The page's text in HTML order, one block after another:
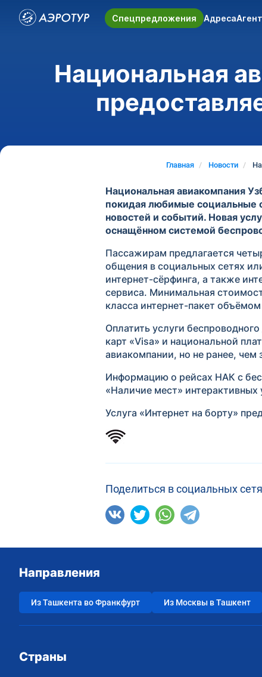
Спецпредложения Адреса
Национальная
Главная Новости
Национальная авиакомпания
покидая любимые социальные
новостей и событий. Новая
оснащённом системой
Пассажирам предлагается
общения в социальных сетях
интернет-сёрфинга, а также
сервиса. Минимальная
класса интернет-пакет
Оплатить услуги
карт «Visa» и национальной
авиакомпании, но не ранее, чем
Информацию о рейсах НАК с
«Наличие мест» интерактивных
Услуга «Интернет на борту»
Поделиться в социальных
Направления
Из Ташкента во Франкфурт Из Москвы в Ташкент
Страны